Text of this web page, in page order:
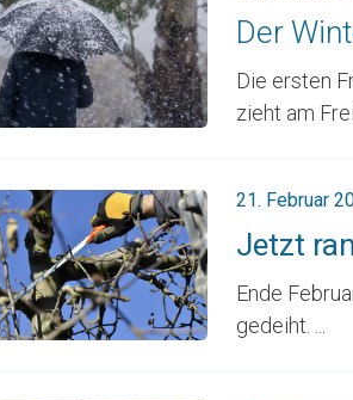
Der
Die ersten
zieht am
21. Februar
Jetzt
Ende
gedeiht. ...